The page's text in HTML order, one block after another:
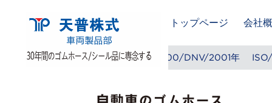
トップページ 会社
9001/DNV/2001年 QS9000/DNV/2001年 ISO/IEC